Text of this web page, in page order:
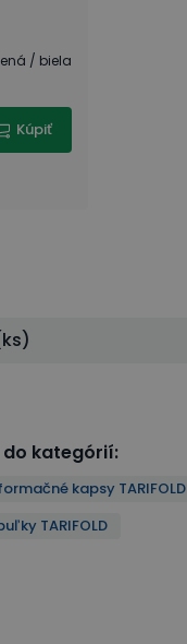
/ biela
Kúpiť
kategórií:
kapsy TARIFOLD
TARIFOLD